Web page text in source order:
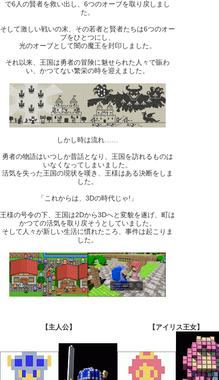
で6人の賢者を救い出し、6つのオーブを取り戻しまし
た。
そして激しい戦いの末、その若者と賢者たちは6つのオー
ブをひとつにし、
光のオーブとして闇の魔王を封印しました。
それ以来、王国は勇者の冒険に魅せられた人々で賑わ
い、かつてない繁栄の時を迎えました。
しかし時は流れ……
勇者の物語はいつしか昔話となり、王国を訪れるものは
いなくなってしまいました。
活気を失った王国の現状を嘆き、王様はある決断をしま
した。
「これからは、3Dの時代じゃ!」
王様の号令の下、王国は2Dから3Dへと変貌を遂げ、町は
かつての活気を取り戻そうとしていました。
そして人々が新しい生活に慣れたころ、事件は起こりま
した。
【主人公】 【アイリス王女】